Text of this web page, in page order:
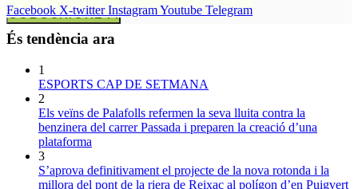
Facebook X-twitter InstagramYoutube Telegram
SUBSCRIURE’M
És tendència ara
1
ESPORTS CAP DE SETMANA
2
Els veïns de Palafolls refermen la seva lluita contra la
benzinera del carrer Passada i preparen la creació d’una
plataforma
3
S’aprova definitivament el projecte de la nova rotonda i la
millora del pont de la riera de Reixac al polígon d’en Puigvert